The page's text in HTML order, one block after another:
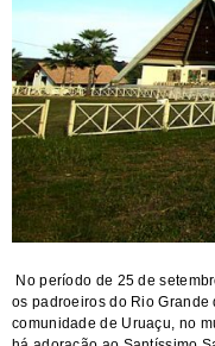
No período de 25 de
os padroeiros do Rio Grande
comunidade de Uruaçu, no